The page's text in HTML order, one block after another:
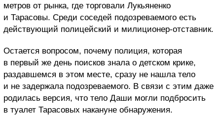
метров от рынка, где торговали Лукьяненко
и Тарасовы. Среди соседей подозреваемого есть
действующий полицейский и милиционер-отставник.
Остается вопросом, почему полиция, которая
в первый же день поисков знала о детском крике,
раздавшемся в этом месте, сразу не нашла тело
и не задержала подозреваемого. В связи с этим даже
родилась версия, что тело Даши могли подбросить
в туалет Тарасовых накануне обнаружения.